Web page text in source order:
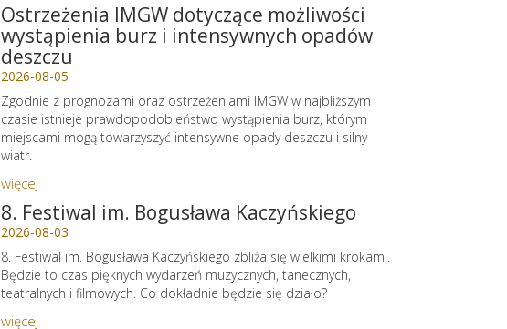
Ostrzeżenia IMGW dotyczące możliwości
wystąpienia burz i intensywnych opadów
deszczu
2026-08-05
Zgodnie z prognozami oraz ostrzeżeniami IMGW w najbliższym
czasie istnieje prawdopodobieństwo wystąpienia burz, którym
miejscami mogą towarzyszyć intensywne opady deszczu i silny
wiatr.
więcej
8. Festiwal im. Bogusława Kaczyńskiego
2026-08-03
8. Festiwal im. Bogusława Kaczyńskiego zbliża się wielkimi krokami.
Będzie to czas pięknych wydarzeń muzycznych, tanecznych,
teatralnych i filmowych. Co dokładnie będzie się działo?
więcej